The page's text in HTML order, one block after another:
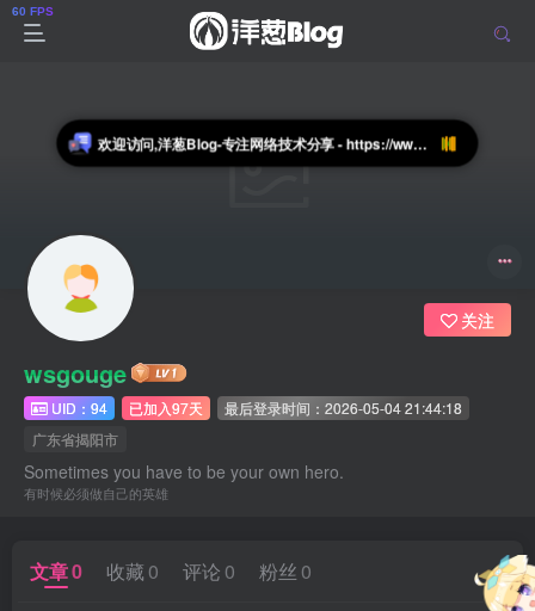
欢迎访问,洋葱Blog-专注网络技术分享 - https://www.blogyc.cn
wsgouge
UID：94 已加入97天
最后登录时间：2026-05-04 21:44:18
广东省揭阳市
Sometimes you have to be your own hero.
有时候必须做自己的英雄
关注
文章0 收藏 0 评论 0 粉丝 0